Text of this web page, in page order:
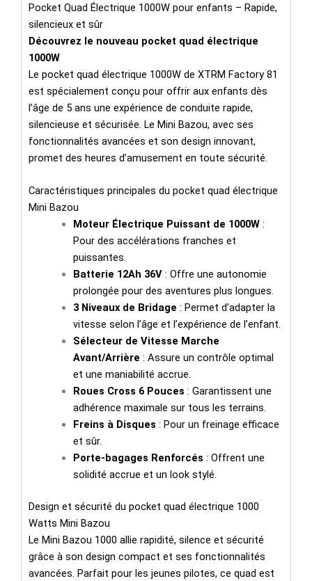
Pocket Quad Électrique 1000W pour enfants – Rapide,
silencieux et sûr
Découvrez le nouveau pocket quad électrique
1000W
Le pocket quad électrique 1000W de XTRM Factory 81
est spécialement conçu pour offrir aux enfants dès
l’âge de 5 ans une expérience de conduite rapide,
silencieuse et sécurisée. Le Mini Bazou, avec ses
fonctionnalités avancées et son design innovant,
promet des heures d’amusement en toute sécurité.
Caractéristiques principales du pocket quad électrique
Mini Bazou
Moteur Électrique Puissant de 1000W:
Pour des accélérations franches et
puissantes.
Batterie 12Ah 36V: Offre une autonomie
prolongée pour des aventures plus longues.
3 Niveaux de Bridage : Permet d’adapter la
vitesse selon l’âge et l’expérience de l’enfant.
Sélecteur de Vitesse Marche
Avant/Arrière : Assure un contrôle optimal
et une maniabilité accrue.
Roues Cross 6 Pouces : Garantissent une
adhérence maximale sur tous les terrains.
Freins à Disques : Pour un freinage efficace
et sûr.
Porte-bagages Renforcés : Offrent une
solidité accrue et un look stylé.
Design et sécurité du pocket quad électrique 1000
Watts Mini Bazou
Le Mini Bazou 1000 allie rapidité, silence et sécurité
grâce à son design compact et ses fonctionnalités
avancées. Parfait pour les jeunes pilotes, ce quad est